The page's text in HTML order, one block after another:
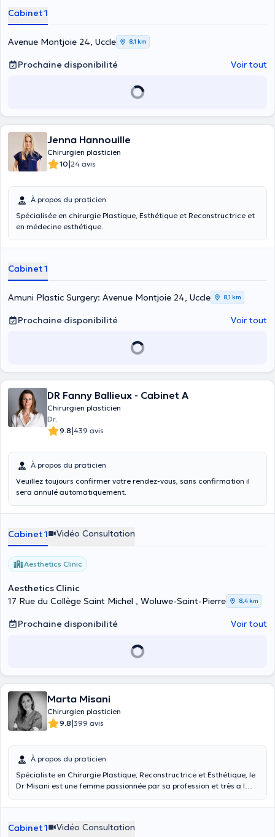
Cabinet 1
Avenue Montjoie 24, Uccle 8,1 km
Prochaine disponibilité Voir tout
Jenna Hannouille
Chirurgien plasticien
10|24 avis
À propos du praticien
Spécialisée en chirurgie Plastique, Esthétique et Reconstructrice et
en médecine esthétique.
Cabinet 1
Amuni Plastic Surgery: Avenue Montjoie 24, Uccle 8,1 km
Prochaine disponibilité Voir tout
DR Fanny Ballieux - Cabinet A
Chirurgien plasticien
Dr.
9.8|439 avis
À propos du praticien
Veuillez toujours confirmer votre rendez-vous, sans confirmation il
sera annulé automatiquement.
Cabinet 1 Vidéo Consultation
Aesthetics Clinic
Aesthetics Clinic
17 Rue du Collège Saint Michel , Woluwe-Saint-Pierre
8,4 km
Prochaine disponibilité Voir tout
Marta Misani
Chirurgien plasticien
9.8|399 avis
À propos du praticien
Spécialiste en Chirurgie Plastique, Reconstructrice et Esthétique, le
Dr Misani est une femme passionnée par sa profession et très a l
Misani a pu se former aux côtés des chirurgiens les plus renommés
Cabinet 1 Vidéo Consultation